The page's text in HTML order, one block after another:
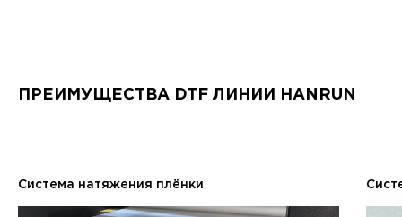
ПРЕИМУЩЕСТВА DTF ЛИНИИ HANRUN
Система натяжения плёнки